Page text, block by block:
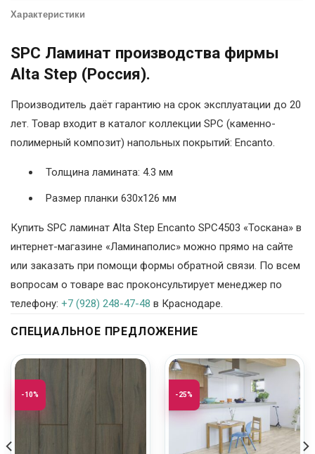
Характеристики
SPC Ламинат производства фирмы
Alta Step (Россия).
Производитель даёт гарантию на срок эксплуатации до 20
лет. Товар входит в каталог коллекции SPC (каменно-
полимерный композит) напольных покрытий: Encanto.
Толщина ламината: 4.3 мм
Размер планки 630х126 мм
Купить SPC ламинат Alta Step Encanto SPC4503 «Тоскана» в
интернет-магазине «Ламинаполис» можно прямо на сайте
или заказать при помощи формы обратной связи. По всем
вопросам о товаре вас проконсультирует менеджер по
телефону: +7 (928) 248-47-48 в Краснодаре.
СПЕЦИАЛЬНОЕ ПРЕДЛОЖЕНИЕ
-10% -25%